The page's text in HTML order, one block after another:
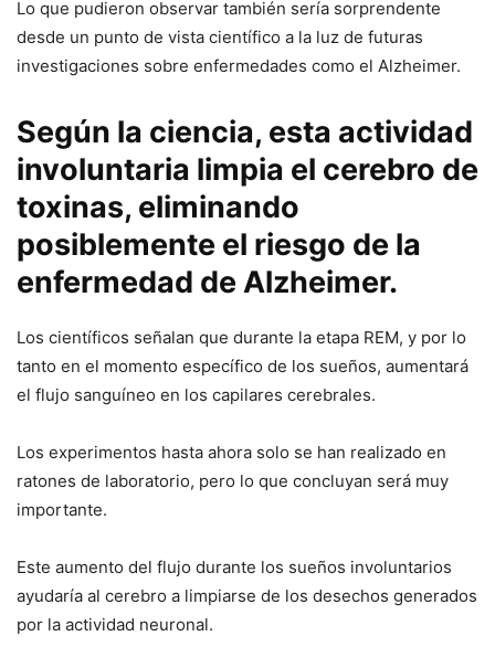
Lo que pudieron observar también sería sorprendente
desde un punto de vista científico a la luz de futuras
investigaciones sobre enfermedades como el Alzheimer.
Según la ciencia, esta actividad
involuntaria limpia el cerebro de
toxinas, eliminando
posiblemente el riesgo de la
enfermedad de Alzheimer.
Los científicos señalan que durante la etapa REM, y por lo
tanto en el momento específico de los sueños, aumentará
el flujo sanguíneo en los capilares cerebrales.
Los experimentos hasta ahora solo se han realizado en
ratones de laboratorio, pero lo que concluyan será muy
importante.
Este aumento del flujo durante los sueños involuntarios
ayudaría al cerebro a limpiarse de los desechos generados
por la actividad neuronal.